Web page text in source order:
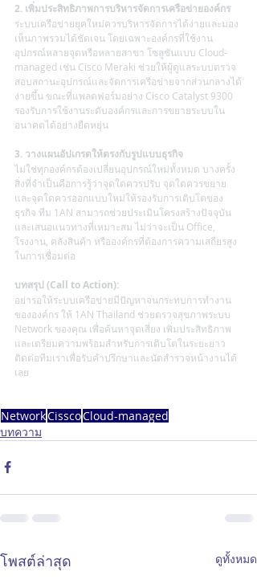
2. เพิ่มประสิทธิภาพการบริหารจัดการเครือข่ายองค์กร
ระบบเครือข่ายยุคใหม่ควรบริหารจัดการได้ง่ายและมอง
เห็นภาพรวมได้ชัดเจน โดยเฉพาะองค์กรที่ใช้งาน
อุปกรณ์หลายจุดหรือหลายสาขา โซลูชันแบบ Cloud-
managed เช่น Cisco Meraki ช่วยให้ผู้ดูแลระบบตรวจ
สอบสถานะอุปกรณ์และจัดการเครือข่ายจากส่วนกลางได้
ง่ายขึ้น ขณะที่แพลตฟอร์มอย่าง Cisco Catalyst 9300
รองรับการใช้งานระดับองค์กรและการขยายระบบใน
อนาคตได้อย่างยืดหยุ่น
3. วางแผนอัปเกรดให้ตรงกับรูปแบบธุรกิจ
ไม่ใช่ทุกองค์กรต้องเปลี่ยนอุปกรณ์ใหม่ทั้งหมด บางครั้ง
สิ่งที่จำเป็นคือการรู้ว่าจุดใดควรปรับ จุดใดควรขยาย
และจุดใดควรออกแบบใหม่ให้รองรับการเติบโตของ
ธุรกิจ ทีม 1AN สามารถช่วยประเมินโครงสร้างปัจจุบัน
และเสนอแนวทางที่เหมาะสม ไม่ว่าจะเป็น Office,
โรงงาน, คลังสินค้า หรือองค์กรที่ต้องการความเสถียรสูง
ในการเชื่อมต่อ
บทสรุป (Call to Action):
อย่ารอให้ระบบเครือข่ายมีปัญหาจนกระทบการทำงาน
ขององค์กร ให้ 1AN Thailand ช่วยตรวจสุขภาพระบบ
Network ของคุณ เพื่อค้นหาจุดเสี่ยง เพิ่มประสิทธิภาพ
และเตรียมความพร้อมสำหรับการเติบโตในระยะยาว
ติดต่อทีมเราเพื่อรับคำปรึกษาและนัดสำรวจหน้างานได้
เลย
NetworkCisscoCloud-managed
บทความ
โพสต์ล่าสุด ดูทั้งหมด